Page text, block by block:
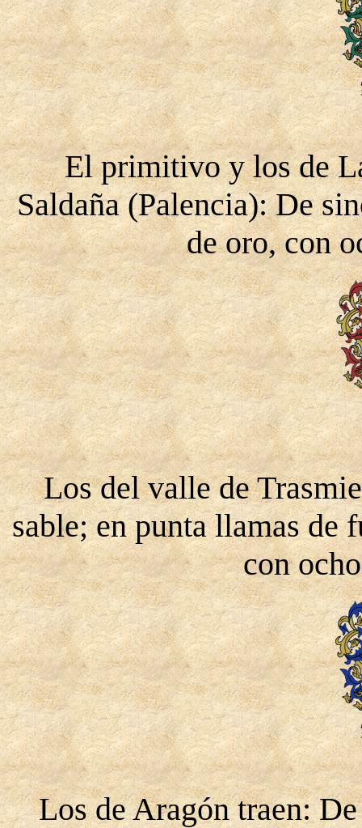
El primitivo y los de
Saldaña (Palencia): De
de oro, con
Los del valle de
sable; en punta llamas de
con
Los de Aragón traen: De